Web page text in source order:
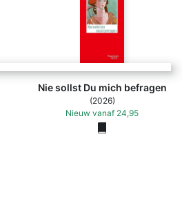
Nie sollst Du mich befragen
(2026)
Nieuw vanaf 24,95